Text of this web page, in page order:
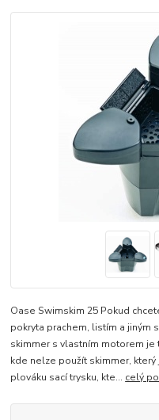
Oase Swimskim 25 Pokud
pokryta prachem, listím a jiným
skimmer s vlastním motorem je
kde nelze použít skimmer,
plováku sací trysku, kte... celý